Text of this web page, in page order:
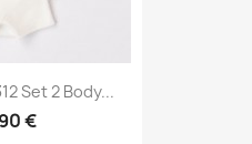
Set 2 Body...
€